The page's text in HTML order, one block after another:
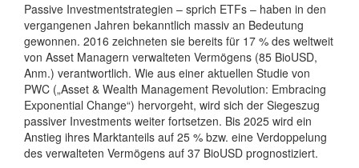
Passive Investmentstrategien – sprich ETFs – haben in den
vergangenen Jahren bekanntlich massiv an Bedeutung
gewonnen. 2016 zeichneten sie bereits für 17 % des weltweit
von Asset Managern verwalteten Vermögens (85 BioUSD,
Anm.) verantwortlich. Wie aus einer aktuellen Studie von
PWC („Asset & Wealth Management Revolution: Embracing
Exponential Change“) hervorgeht, wird sich der Siegeszug
passiver Investments weiter fortsetzen. Bis 2025 wird ein
Anstieg ihres Marktanteils auf 25 % bzw. eine Verdoppelung
des verwalteten Vermögens auf 37 BioUSD prognostiziert.